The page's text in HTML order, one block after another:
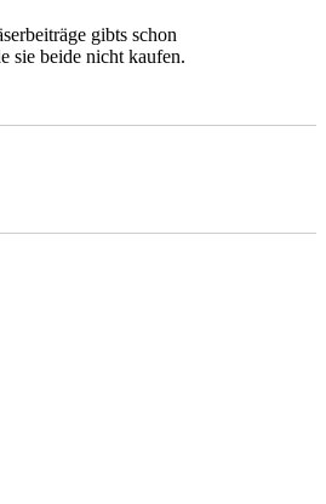
gibts schon
sie beide nicht kaufen.